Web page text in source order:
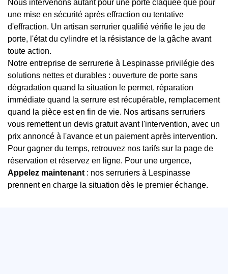
Nous intervenons autant pour une porte claquée que pour
une mise en sécurité après effraction ou tentative
d'effraction. Un artisan serrurier qualifié vérifie le jeu de
porte, l'état du cylindre et la résistance de la gâche avant
toute action.
Notre entreprise de serrurerie à Lespinasse privilégie des
solutions nettes et durables : ouverture de porte sans
dégradation quand la situation le permet, réparation
immédiate quand la serrure est récupérable, remplacement
quand la pièce est en fin de vie. Nos artisans serruriers
vous remettent un devis gratuit avant l'intervention, avec un
prix annoncé à l'avance et un paiement après intervention.
Pour gagner du temps, retrouvez nos tarifs sur la page de
réservation et réservez en ligne. Pour une urgence,
Appelez maintenant : nos serruriers à Lespinasse
prennent en charge la situation dès le premier échange.